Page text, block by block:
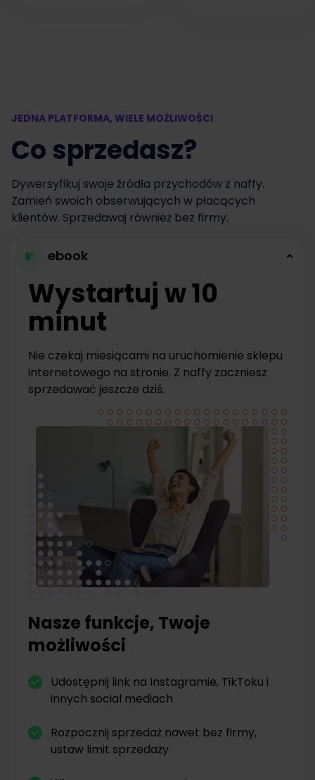
JEDNA PLATFORMA, WIELE MOŻLIWOŚCI
Co sprzedasz?
Dywersyfikuj swoje źródła przychodów z naffy.
Zamień swoich obserwujących w płacących
klientów. Sprzedawaj również bez firmy.
ebook
Wystartuj w 10
minut
Nie czekaj miesiącami na uruchomienie sklepu
internetowego na stronie. Z naffy zaczniesz
sprzedawać jeszcze dziś.
Nasze funkcje, Twoje
możliwości
Udostępnij link na Instagramie, TikToku i
innych social mediach
Rozpocznij sprzedaż nawet bez firmy,
ustaw limit sprzedaży